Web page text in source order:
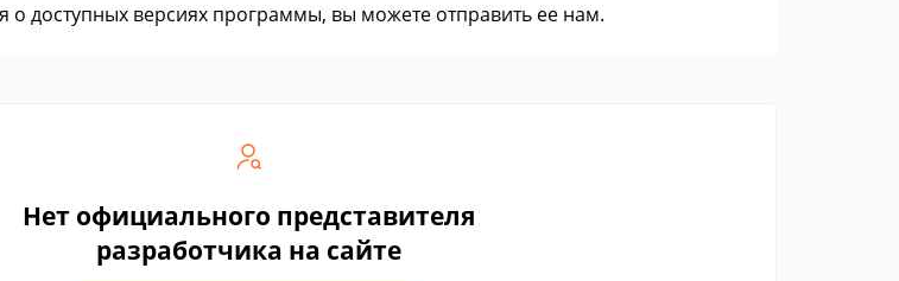
о доступных версиях программы, вы можете отправить ее нам.
Нет официального представителя
разработчика на сайте